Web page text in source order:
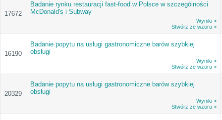
17672
Badanie rynku restauracji fast-food w Polsce w szczególności
McDonald's i Subway
Wyniki >
Stwórz ze wzoru >
16190
Badanie popytu na usługi gastronomiczne barów szybkiej
obsługi
Wyniki >
Stwórz ze wzoru >
20329
Badanie popytu na usługi gastronomiczne barów szybkiej
obsługi
Wyniki >
Stwórz ze wzoru >